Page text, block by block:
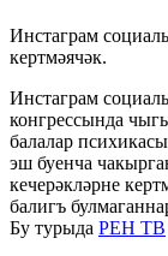
Инстаграм
кертмәячәк.
Инстаграм
конгрессында
балалар
эш буенча
кечерәкләрне
балигъ
Бу турыда РЕН ТВ